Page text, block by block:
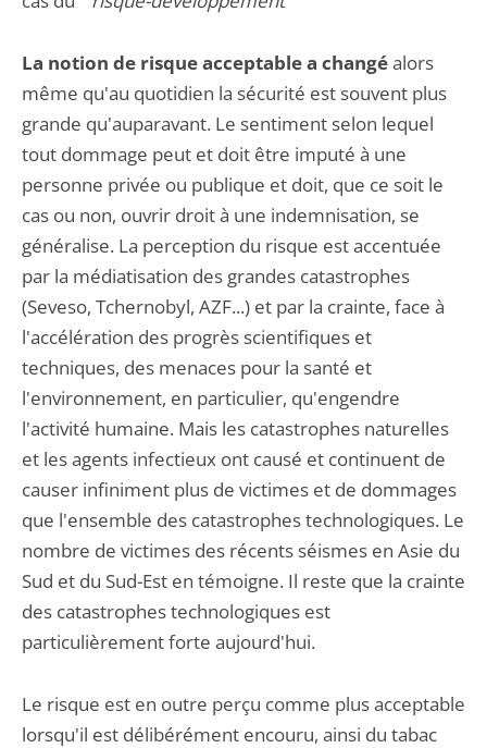
La notion de risque acceptable a changéalors
même qu'au quotidien la sécurité est souvent plus
grande qu'auparavant. Le sentiment selon lequel
tout dommage peut et doit être imputé à une
personne privée ou publique et doit, que ce soit le
cas ou non, ouvrir droit à une indemnisation, se
généralise. La perception du risque est accentuée
par la médiatisation des grandes catastrophes
(Seveso, Tchernobyl, AZF...) et par la crainte, face à
l'accélération des progrès scientifiques et
techniques, des menaces pour la santé et
l'environnement, en particulier, qu'engendre
l'activité humaine. Mais les catastrophes naturelles
et les agents infectieux ont causé et continuent de
causer infiniment plus de victimes et de dommages
que l'ensemble des catastrophes technologiques. Le
nombre de victimes des récents séismes en Asie du
Sud et du Sud-Est en témoigne. Il reste que la crainte
des catastrophes technologiques est
particulièrement forte aujourd'hui.
Le risque est en outre perçu comme plus acceptable
lorsqu'il est délibérément encouru, ainsi du tabac